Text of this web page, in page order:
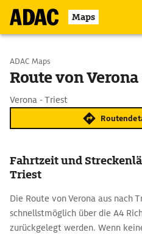
Maps
Start wählen
ADAC Maps
Route von
Verona - Triest
Fahrtzeit und
Triest
Die Route von Verona aus nach
schnellstmöglich über die A4
zurückgelegt werden. Wenn